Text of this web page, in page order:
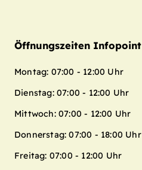
Öffnungszeiten Infopoint
Montag: 07:00 - 12:00 Uhr
Dienstag: 07:00 - 12:00 Uhr
Mittwoch: 07:00 - 12:00 Uhr
Donnerstag: 07:00 - 18:00 Uhr
Freitag: 07:00 - 12:00 Uhr